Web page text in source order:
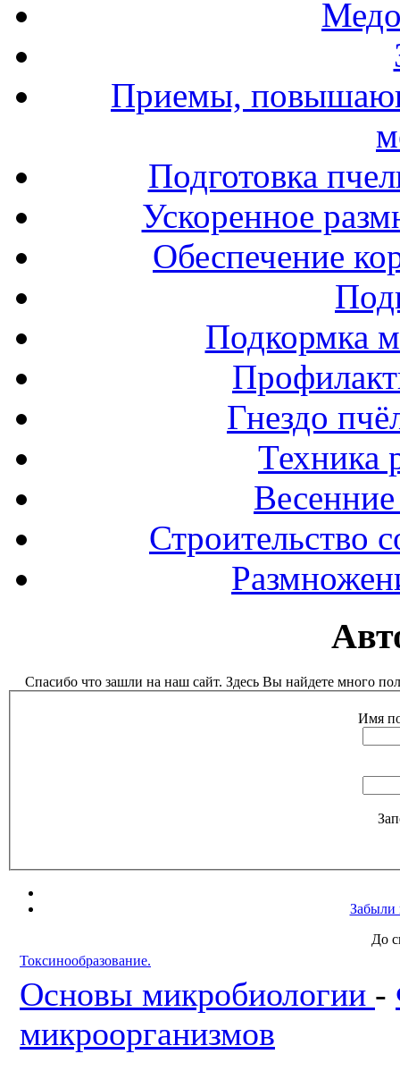
Приемы,
Подготовка
Ускоренное
Обеспечение
Подкормка
Гнездо
Техника
Строительство
Спасибо что зашли на наш сайт. Здесь Вы найдете много
Имя
Забыли
До
Токсинообразование.
Основы микробиологии -
микроорганизмов